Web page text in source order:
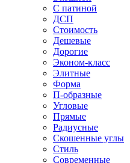
С патиной
ДСП
Стоимость
Дешевые
Дорогие
Эконом-класс
Элитные
Форма
П-образные
Угловые
Прямые
Радиусные
Скошенные углы
Стиль
Современные